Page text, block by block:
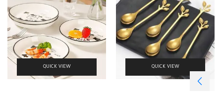
QUICK VIEW
QUICK VIEW